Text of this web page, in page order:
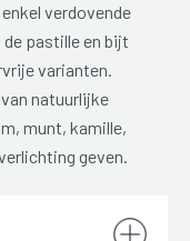
verdovende
pastille en bijt
varianten.
natuurlijke
munt, kamille,
geven.